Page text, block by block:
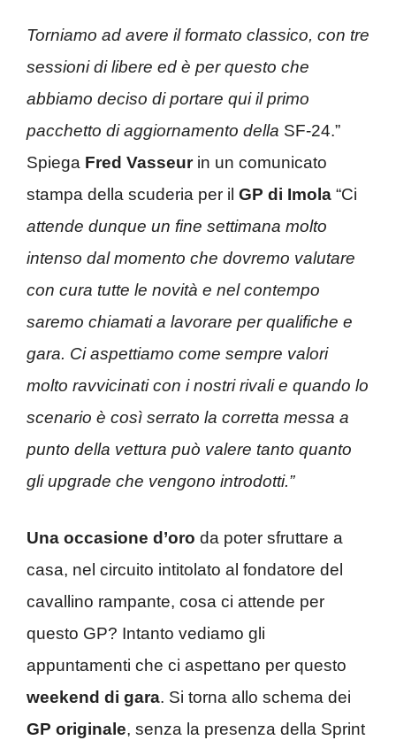
Torniamo ad avere il formato classico, con tre
sessioni di libere ed è per questo che
abbiamo deciso di portare qui il primo
pacchetto di aggiornamento della SF-24.”
Spiega Fred Vasseurin un comunicato
stampa della scuderia per il GP di Imola “Ci
attende dunque un fine settimana molto
intenso dal momento che dovremo valutare
con cura tutte le novità e nel contempo
saremo chiamati a lavorare per qualifiche e
gara. Ci aspettiamo come sempre valori
molto ravvicinati con i nostri rivali e quando lo
scenario è così serrato la corretta messa a
punto della vettura può valere tanto quanto
gli upgrade che vengono introdotti.”
Una occasione d’oro da poter sfruttare a
casa, nel circuito intitolato al fondatore del
cavallino rampante, cosa ci attende per
questo GP? Intanto vediamo gli
appuntamenti che ci aspettano per questo
weekend di gara. Si torna allo schema dei
GP originale, senza la presenza della Sprint